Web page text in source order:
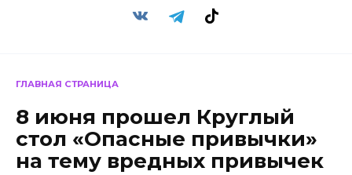
ГЛАВНАЯ СТРАНИЦА
8 июня прошел Круглый
стол «Опасные привычки»
на тему вредных привычек